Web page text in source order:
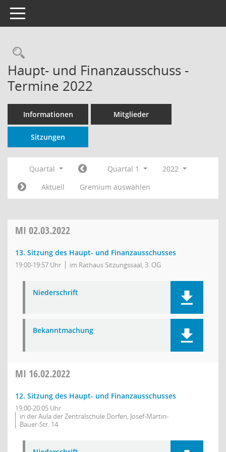
Toggle navigation
Rechercheauswahl
Haupt- und Finanzausschuss -
Termine 2022
Informationen Mitglieder
Sitzungen
Quartal Quartal 1
2022
Aktuell
Gremium auswählen
MI 02.03.2022
13. Sitzung des Haupt- und Finanzausschusses
19:00-19:57 Uhr im Rathaus Sitzungssaal, 3. OG
Niederschrift
Bekanntmachung
MI 16.02.2022
12. Sitzung des Haupt- und Finanzausschusses
19:00-20:05 Uhr
in der Aula der Zentralschule Dorfen, Josef-Martin-
Bauer-Str. 14